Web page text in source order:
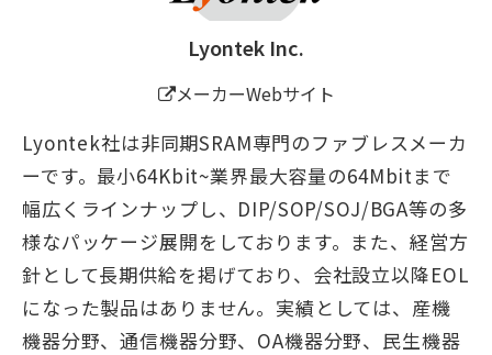
Lyontek Inc.
メーカーWebサイト
Lyontek社は非同期SRAM専門のファブレスメーカ
ーです。最小64Kbit~業界最大容量の64Mbitまで
幅広くラインナップし、DIP/SOP/SOJ/BGA等の多
様なパッケージ展開をしております。また、経営方
針として長期供給を掲げており、会社設立以降EOL
になった製品はありません。実績としては、産機
機器分野、通信機器分野、OA機器分野、民生機器